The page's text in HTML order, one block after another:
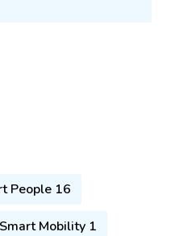
People 16
Smart Mobility 1